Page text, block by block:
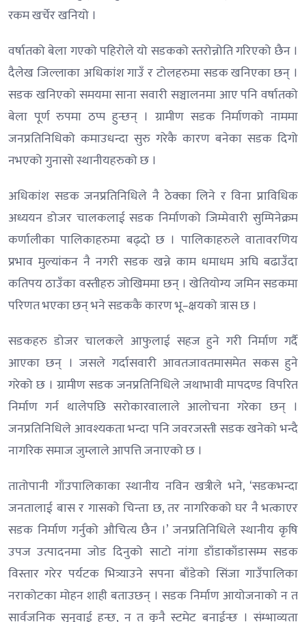
रकम खर्चेर खनियो ।
वर्षातको बेला गएको पहिरोले यो सडकको स्तरोन्नोति गरिएको छैन ।
दैलेख जिल्लाका अधिकांश गाउँ र टोलहरुमा सडक खनिएका छन् ।
सडक खनिएको समयमा साना सवारी सञ्चालनमा आए पनि वर्षातको
बेला पूर्ण रुपमा ठप्प हुन्छन् । ग्रामीण सडक निर्माणको नाममा
जनप्रतिनिधिको कमाउधन्दा सुरु गरेकै कारण बनेका सडक दिगो
नभएको गुनासो स्थानीयहरुको छ ।
अधिकांश सडक जनप्रतिनिधिले नै ठेक्का लिने र विना प्राविधिक
अध्ययन डोजर चालकलाई सडक निर्माणको जिम्मेवारी सुम्पिनेक्रम
कर्णालीका पालिकाहरुमा बढ्दो छ । पालिकाहरुले वातावरणिय
प्रभाव मुल्यांकन नै नगरी सडक खन्ने काम धमाधम अघि बढाउँदा
कतिपय ठाउँका वस्तीहरु जोखिममा छन् । खेतियोग्य जमिन सडकमा
परिणत भएका छन् भने सडककै कारण भू–क्षयको त्रास छ ।
सडकहरु डोजर चालकले आफुलाई सहज हुने गरी निर्माण गर्दै
आएका छन् । जसले गर्दासवारी आवतजावतमासमेत सकस हुने
गरेको छ । ग्रामीण सडक जनप्रतिनिधिले जथाभावी मापदण्ड विपरित
निर्माण गर्न थालेपछि सरोकारवालाले आलोचना गरेका छन् ।
जनप्रतिनिधिले आवश्यकता भन्दा पनि जवरजस्ती सडक खनेको भन्दै
नागरिक समाज जुम्लाले आपत्ति जनाएको छ ।
तातोपानी गाँउपालिकाका स्थानीय नविन खत्रीले भने, ‘सडकभन्दा
जनतालाई बास र गासको चिन्ता छ, तर नागरिकको घर नै भत्काएर
सडक निर्माण गर्नुको औचित्य छैन ।’ जनप्रतिनिधिले स्थानीय कृषि
उपज उत्पादनमा जोड दिनुको साटो नांगा डाँडाकाँडासम्म सडक
विस्तार गरेर पर्यटक भित्र्याउने सपना बाँडेको सिंजा गाउँपालिका
नराकोटका मोहन शाही बताउछन् । सडक निर्माण आयोजनाको न त
सार्वजनिक सुनुवाई हुन्छ, न त कुनै स्टमेट बनाईन्छ । संम्भाव्यता